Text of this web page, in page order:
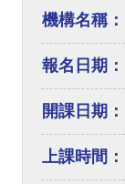
機構名稱：
報名日期：
開課日期：
上課時間：